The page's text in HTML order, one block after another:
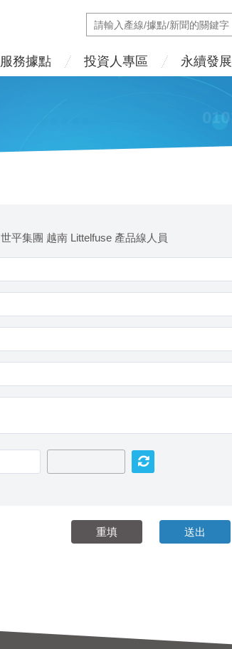
服務據點 投資人專區 永續發展
平集團 越南 Littelfuse 產品線人員